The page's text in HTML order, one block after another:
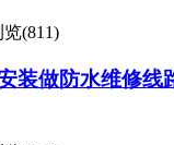
览(811)
装做防水维修线